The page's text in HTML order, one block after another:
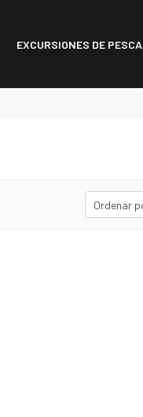
EXCURSIONES DE PESCA